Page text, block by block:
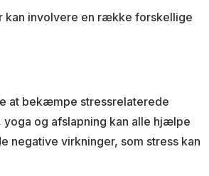
kan involvere en række forskellige
at bekæmpe stressrelaterede
og afslapning kan alle hjælpe
negative virkninger, som stress kan